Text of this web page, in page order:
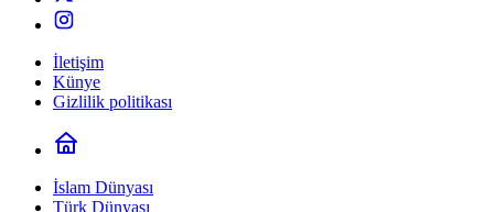
İletişim
Künye
Gizlilik politikası
İslam Dünyası
Türk Dünyası